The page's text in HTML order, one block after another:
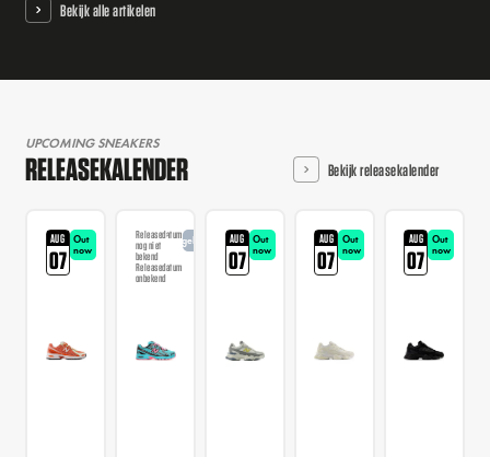
Bekijk alle artikelen
UPCOMING SNEAKERS
RELEASEKALENDER Bekijk releasekalender
AUG
07
Out
now
Releasedatum
nog niet
bekend
Releasedatum
onbekend
Aangekondigd AUG
07
Out
now
AUG
07
Out
now
AUG
07
Out
now